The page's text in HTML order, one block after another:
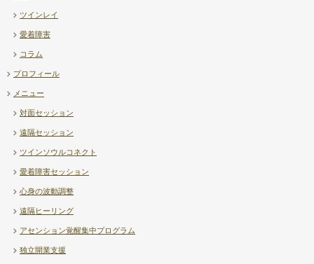
座について
ツインレイ
愛着障害
コラム
プロフィール
メニュー
対面セッション
遠隔セッション
ツインソウルコネクト
愛着障害セッション
心身の波動調整
遠隔ヒーリング
アセンション覚醒集中プログラム
独立開業支援